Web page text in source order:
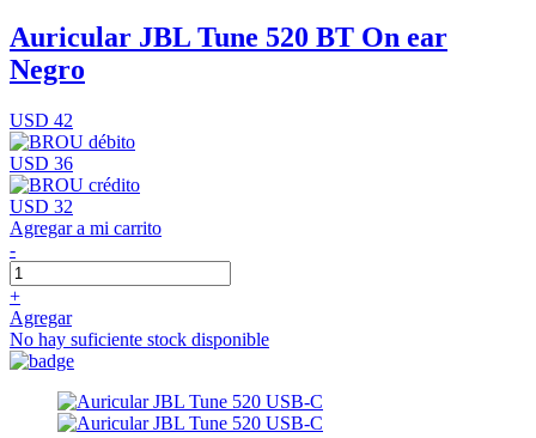
Auricular JBL Tune 520 BT On ear
Negro
USD 42
USD 36
USD 32
Agregar a mi carrito
-
+
Agregar
No hay suficiente stock disponible